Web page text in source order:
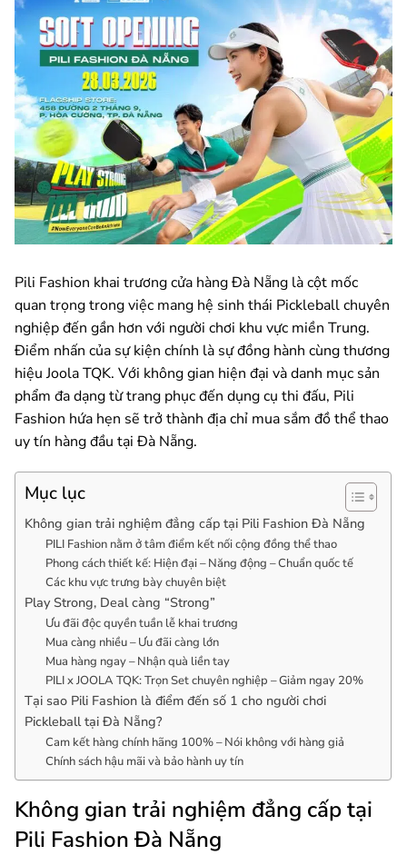
Pili Fashion khai trương cửa hàng Đà Nẵng là cột mốc
quan trọng trong việc mang hệ sinh thái Pickleball chuyên
nghiệp đến gần hơn với người chơi khu vực miền Trung.
Điểm nhấn của sự kiện chính là sự đồng hành cùng thương
hiệu Joola TQK. Với không gian hiện đại và danh mục sản
phẩm đa dạng từ trang phục đến dụng cụ thi đấu, Pili
Fashion hứa hẹn sẽ trở thành địa chỉ mua sắm đồ thể thao
uy tín hàng đầu tại Đà Nẵng.
Mục lục
Không gian trải nghiệm đẳng cấp tại Pili Fashion Đà Nẵng
PILI Fashion nằm ở tâm điểm kết nối cộng đồng thể thao
Phong cách thiết kế: Hiện đại – Năng động – Chuẩn quốc tế
Các khu vực trưng bày chuyên biệt
Play Strong, Deal càng “Strong”
Ưu đãi độc quyền tuần lễ khai trương
Mua càng nhiều – Ưu đãi càng lớn
Mua hàng ngay – Nhận quà liền tay
PILI x JOOLA TQK: Trọn Set chuyên nghiệp – Giảm ngay 20%
Tại sao Pili Fashion là điểm đến số 1 cho người chơi
Pickleball tại Đà Nẵng?
Cam kết hàng chính hãng 100% – Nói không với hàng giả
Chính sách hậu mãi và bảo hành uy tín
Không gian trải nghiệm đẳng cấp tại
Pili Fashion Đà Nẵng